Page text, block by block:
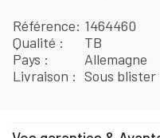
Référence 1464460
Qualité
TB
Pays
Allemagne
Livraison
Sous blister